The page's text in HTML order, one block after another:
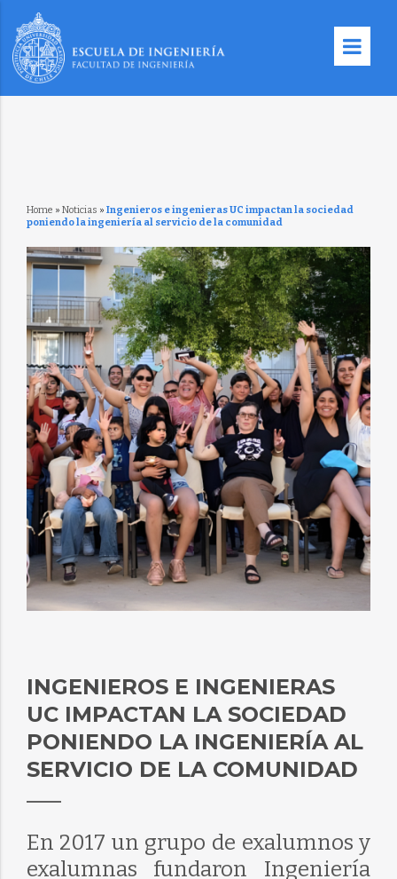
Home » Noticias » Ingenieros e ingenieras UC impactan la sociedad
poniendo la ingeniería al servicio de la comunidad
INGENIEROS E INGENIERAS
UC IMPACTAN LA SOCIEDAD
PONIENDO LA INGENIERÍA AL
SERVICIO DE LA COMUNIDAD
En 2017 un grupo de exalumnos y
exalumnas fundaron Ingeniería